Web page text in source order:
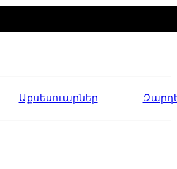
Աքսեսուարներ